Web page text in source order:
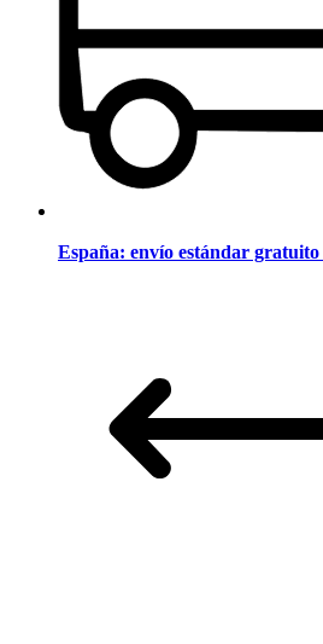
España: envío estándar gratuito